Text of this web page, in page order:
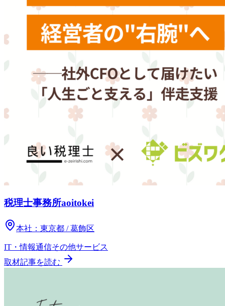
税理士事務所aoitokei
本社： 東京都 / 葛飾区
IT・情報通信その他サービス
取材記事を読む